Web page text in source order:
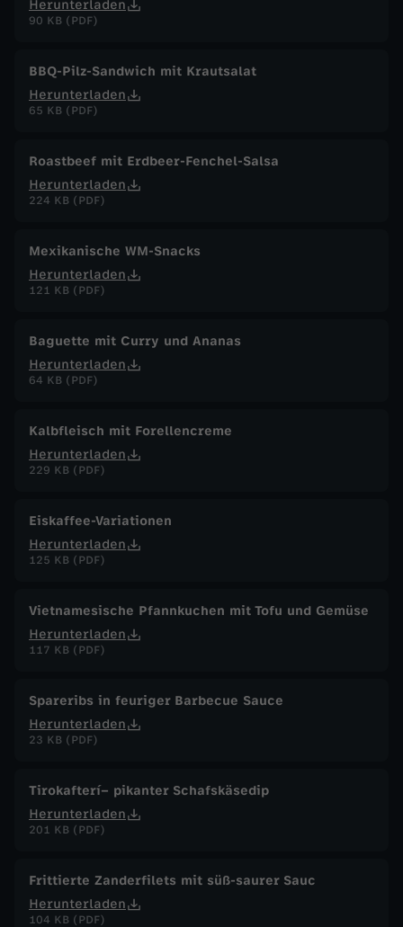
Herunterladen
90 KB (PDF)
BBQ-Pilz-Sandwich mit Krautsalat
Herunterladen
65 KB (PDF)
Roastbeef mit Erdbeer-Fenchel-Salsa
Herunterladen
224 KB (PDF)
Mexikanische WM-Snacks
Herunterladen
121 KB (PDF)
Baguette mit Curry und Ananas
Herunterladen
64 KB (PDF)
Kalbfleisch mit Forellencreme
Herunterladen
229 KB (PDF)
Eiskaffee-Variationen
Herunterladen
125 KB (PDF)
Vietnamesische Pfannkuchen mit Tofu und Gemüse
Herunterladen
117 KB (PDF)
Spareribs in feuriger Barbecue Sauce
Herunterladen
23 KB (PDF)
Tirokafterí– pikanter Schafskäsedip
Herunterladen
201 KB (PDF)
Frittierte Zanderfilets mit süß-saurer Sauc
Herunterladen
104 KB (PDF)